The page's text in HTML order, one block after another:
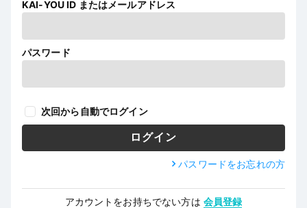
KAI-YOU ID またはメールアドレス
パスワード
次回から自動でログイン
パスワードをお忘れの方
アカウントをお持ちでない方は 会員登録